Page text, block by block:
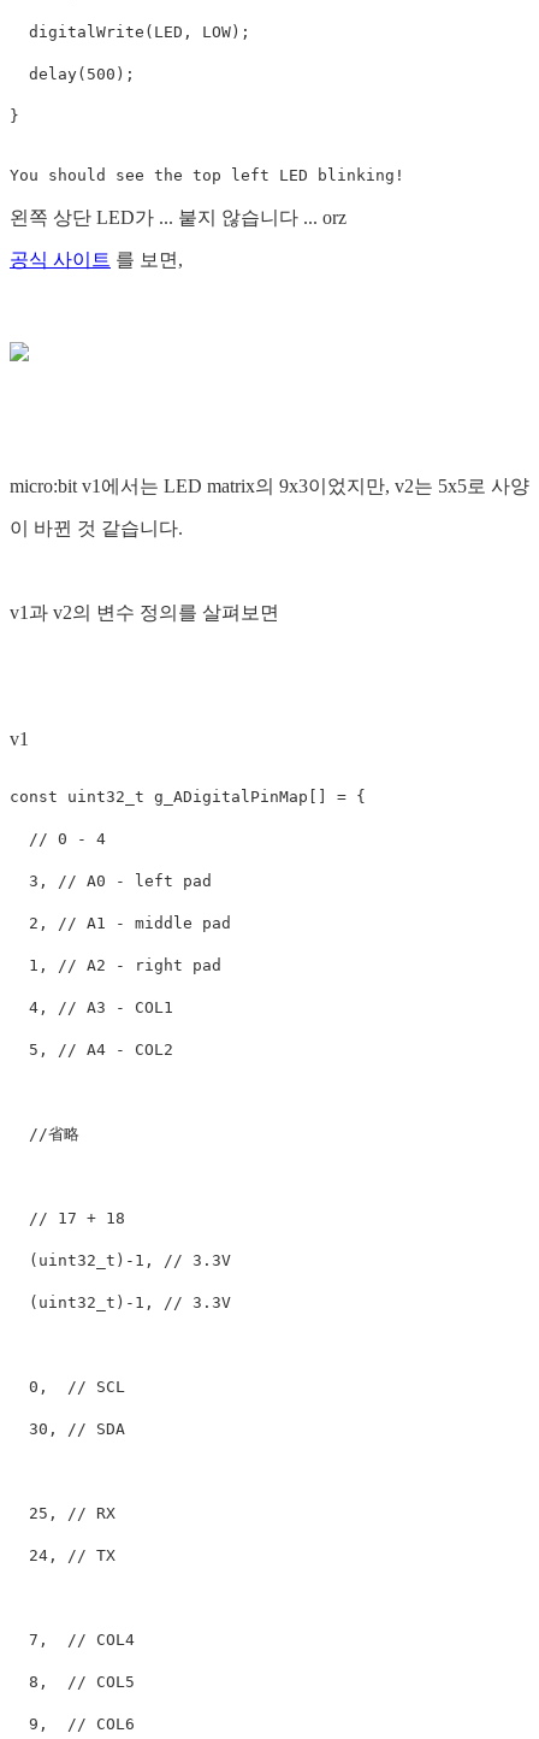
digitalWrite ( LED , LOW);
delay( 500 );
}
You should see the top left LED blinking!
왼쪽 상단 LED가 ... 붙지 않습니다 ... orz
공식 사이트 를 보면,
micro:bit v1에서는 LED matrix의 9x3이었지만, v2는 5x5로 사양
이 바뀐 것 같습니다.
v1과 v2의 변수 정의를 살펴보면
v1
const uint32_t g_ADigitalPinMap [] = {
// 0 - 4
3 , // A0 - left pad
2 , // A1 - middle pad
1 , // A2 - right pad
4 , // A3 - COL1
5 , // A4 - COL2
//省略
// 17 + 18
( uint32_t ) - 1 , // 3.3V
( uint32_t ) - 1 , // 3.3V
0 , // SCL
30 , // SDA
25 , // RX
24 , // TX
7 , // COL4
8 , // COL5
9 , // COL6